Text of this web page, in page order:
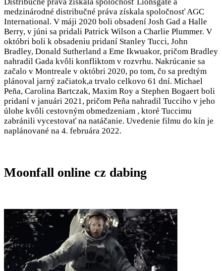
Distribučné práva získala spoločnosť Lionsgate a
medzinárodné distribučné práva získala spoločnosť AGC
International. V máji 2020 boli obsadení Josh Gad a Halle
Berry, v júni sa pridali Patrick Wilson a Charlie Plummer. V
októbri boli k obsadeniu pridaní Stanley Tucci, John
Bradley, Donald Sutherland a Eme Ikwuakor, pričom Bradley
nahradil Gada kvôli konfliktom v rozvrhu. Nakrúcanie sa
začalo v Montreale v októbri 2020, po tom, čo sa predtým
plánoval jarný začiatok,a trvalo celkovo 61 dní. Michael
Peña, Carolina Bartczak, Maxim Roy a Stephen Bogaert boli
pridaní v januári 2021, pričom Peña nahradil Tucciho v jeho
úlohe kvôli cestovným obmedzeniam , ktoré Tuccimu
zabránili vycestovať na natáčanie. Uvedenie filmu do kín je
naplánované na 4. februára 2022.
Moonfall online cz dabing